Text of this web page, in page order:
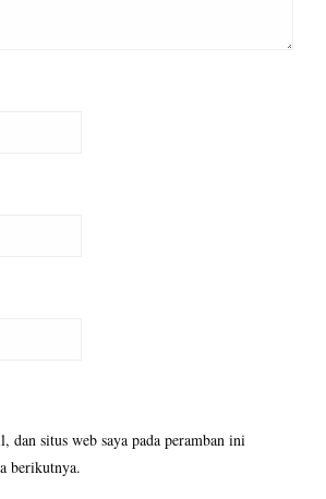
dan situs web saya pada peramban ini
berikutnya.